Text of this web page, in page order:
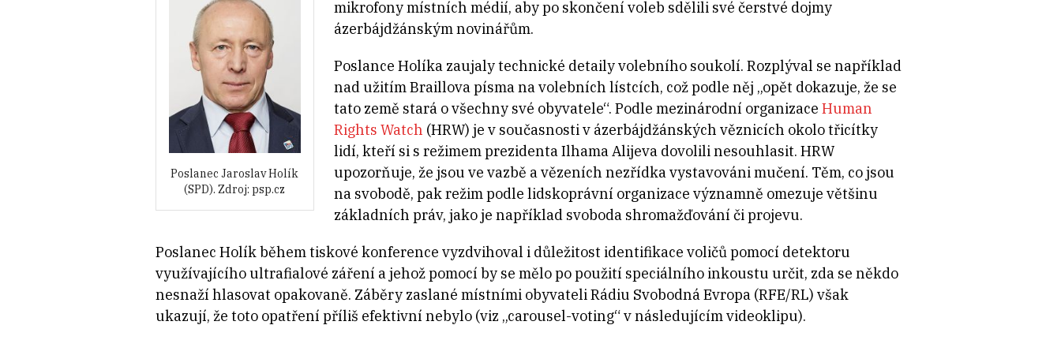
Poslanec Jaroslav Holík
(SPD). Zdroj: psp.cz
mikrofony místních médií, aby po skončení voleb sdělili své čerstvé dojmy
ázerbájdžánským novinářům.
Poslance Holíka zaujaly technické detaily volebního soukolí. Rozplýval se například
nad užitím Braillova písma na volebních lístcích, což podle něj „opět dokazuje, že se
tato země stará o všechny své obyvatele“. Podle mezinárodní organizace Human
Rights Watch (HRW) je v současnosti v ázerbájdžánských věznicích okolo třicítky
lidí, kteří si s režimem prezidenta Ilhama Alijeva dovolili nesouhlasit. HRW
upozorňuje, že jsou ve vazbě a vězeních nezřídka vystavováni mučení. Těm, co jsou
na svobodě, pak režim podle lidskoprávní organizace významně omezuje většinu
základních práv, jako je například svoboda shromažďování či projevu.
Poslanec Holík během tiskové konference vyzdvihoval i důležitost identifikace voličů pomocí detektoru
využívajícího ultrafialové záření a jehož pomocí by se mělo po použití speciálního inkoustu určit, zda se někdo
nesnaží hlasovat opakovaně. Záběry zaslané místními obyvateli Rádiu Svobodná Evropa (RFE/RL) však
ukazují, že toto opatření příliš efektivní nebylo (viz „carousel-voting“ v následujícím videoklipu).